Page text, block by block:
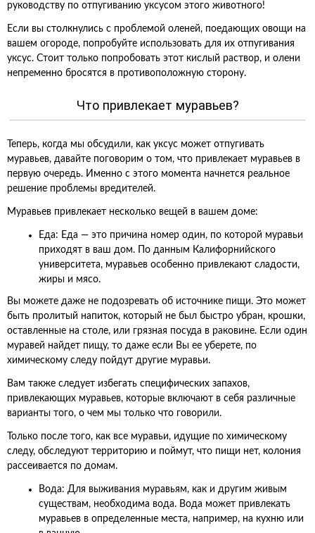
руководству по отпугиванию уксусом этого животного!
Если вы столкнулись с проблемой оленей, поедающих овощи на
вашем огороде, попробуйте использовать для их отпугивания
уксус. Стоит только попробовать этот кислый раствор, и олени
непременно бросятся в противоположную сторону.
Что привлекает муравьев?
Теперь, когда мы обсудили, как уксус может отпугивать
муравьев, давайте поговорим о том, что привлекает муравьев в
первую очередь. Именно с этого момента начнется реальное
решение проблемы вредителей.
Муравьев привлекает несколько вещей в вашем доме:
Еда: Еда — это причина номер один, по которой муравьи
приходят в ваш дом. По данным Калифорнийского
университета, муравьев особенно привлекают сладости,
жиры и мясо.
Вы можете даже не подозревать об источнике пищи. Это может
быть пролитый напиток, который не был быстро убран, крошки,
оставленные на столе, или грязная посуда в раковине. Если один
муравей найдет пищу, то даже если Вы ее уберете, по
химическому следу пойдут другие муравьи.
Вам также следует избегать специфических запахов,
привлекающих муравьев, которые включают в себя различные
варианты того, о чем мы только что говорили.
Только после того, как все муравьи, идущие по химическому
следу, обследуют территорию и поймут, что пищи нет, колония
рассеивается по домам.
Вода: Для выживания муравьям, как и другим живым
существам, необходима вода. Вода может привлекать
муравьев в определенные места, например, на кухню или